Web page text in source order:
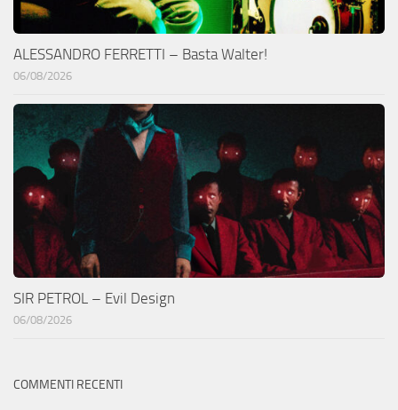
ALESSANDRO FERRETTI – Basta Walter!
06/08/2026
SIR PETROL – Evil Design
06/08/2026
COMMENTI RECENTI